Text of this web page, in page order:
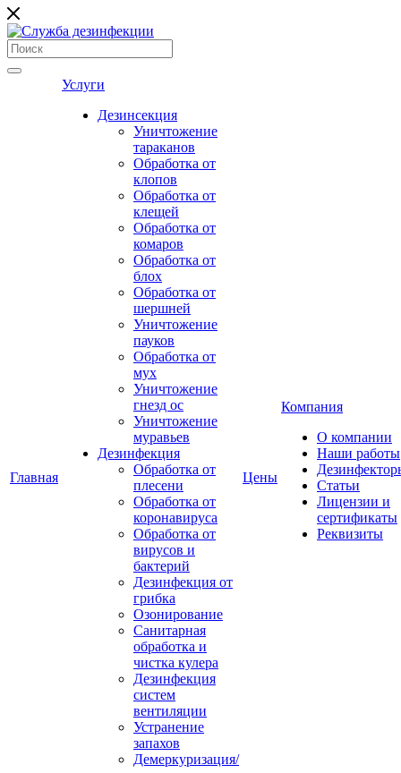
Главная
Услуги
Дезинсекция
Уничтожение
тараканов
Обработка от
клопов
Обработка от
клещей
Обработка от
комаров
Обработка от
блох
Обработка от
шершней
Уничтожение
пауков
Обработка от
мух
Уничтожение
гнезд ос
Уничтожение
муравьев
Дезинфекция
Обработка от
плесени
Обработка от
коронавируса
Обработка от
вирусов и
бактерий
Дезинфекция от
грибка
Озонирование
Санитарная
обработка и
чистка кулера
Дезинфекция
систем
вентиляции
Устранение
запахов
Демеркуризация/
Цены
Компания
О компании
Наши работы
Статьи
Лицензии и
сертификаты
Реквизиты